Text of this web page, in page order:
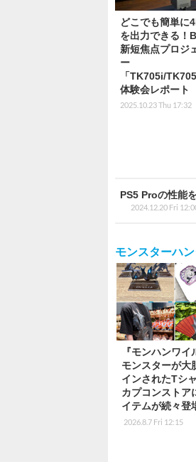
どこでも簡単に
を出力できる！
新短焦点プロジ
ー
「TK705i/
体験会レポート
2025.10.23 Thu 17:32
PS5 Proの性能
2024.12.20 Fri
モンスターハ
『モンハンワイ
モンスターが大
インされたTシ
カプコンストア
イテムが続々登
2026.8.7 Fri 12:15